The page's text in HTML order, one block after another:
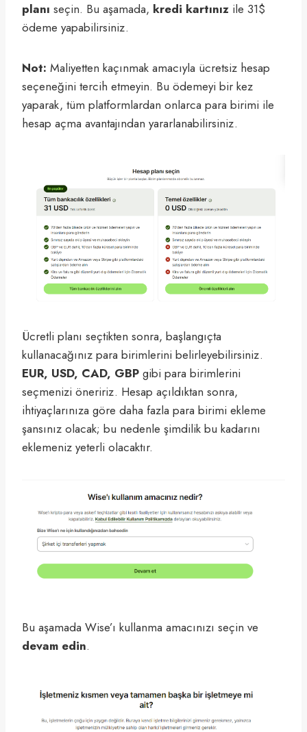
planı seçin. Bu aşamada, kredi kartınız ile 31$
ödeme yapabilirsiniz.
Not: Maliyetten kaçınmak amacıyla ücretsiz hesap
seçeneğini tercih etmeyin. Bu ödemeyi bir kez
yaparak, tüm platformlardan onlarca para birimi ile
hesap açma avantajından yararlanabilirsiniz.
Ücretli planı seçtikten sonra, başlangıçta
kullanacağınız para birimlerini belirleyebilirsiniz.
EUR, USD, CAD, GBP gibi para birimlerini
seçmenizi öneririz. Hesap açıldıktan sonra,
ihtiyaçlarınıza göre daha fazla para birimi ekleme
şansınız olacak; bu nedenle şimdilik bu kadarını
eklemeniz yeterli olacaktır.
Bu aşamada Wise’ı kullanma amacınızı seçin ve
devam edin.